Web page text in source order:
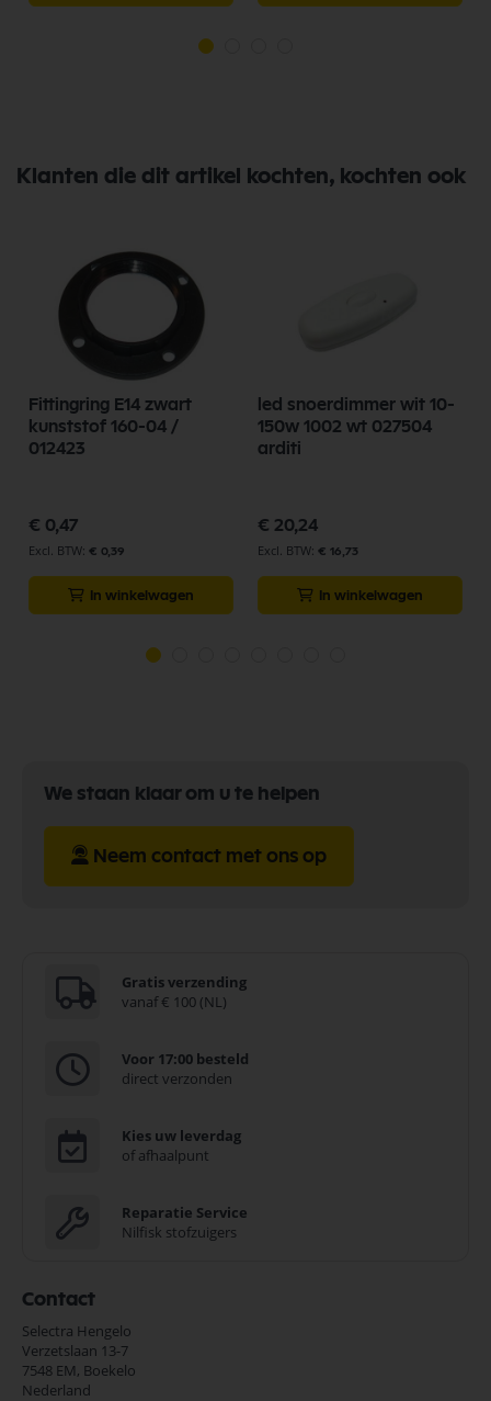
Klanten die dit artikel kochten, kochten ook
Fittingring E14 zwart
kunststof 160-04 /
012423
€ 0,47
€ 0,39
In winkelwagen
led snoerdimmer wit 10-
150w 1002 wt 027504
arditi
€ 20,24
€ 16,73
In winkelwagen
We staan klaar om u te helpen
Neem contact met ons op
Gratis verzending
vanaf € 100 (NL)
Voor 17:00 besteld
direct verzonden
Kies uw leverdag
of afhaalpunt
Reparatie Service
Nilfisk stofzuigers
Contact
Selectra Hengelo
Verzetslaan 13-7
7548 EM, Boekelo
Nederland